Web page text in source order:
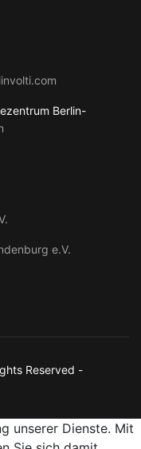
Berlin-
e.V.
Reserved -
unserer Dienste. Mit